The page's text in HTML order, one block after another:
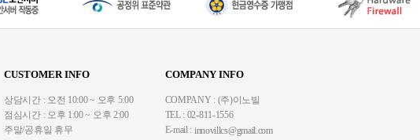
CUSTOMER INFO
상담시간 : 오전 10:00 ~ 오후 5:00
점심시간 : 오후 1:00 ~ 오후 2:00
주말/공휴일 휴무
COMPANY INFO
COMPANY : (주)이노빌
TEL : 02-811-1556
E-mail : innovillcs@gmail.com